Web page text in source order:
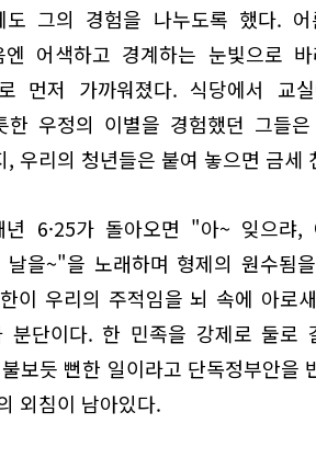
도 그의 경험을 나누도록 했다.
어색하고 경계하는 눈빛으로
먼저 가까워졌다. 식당에서 교
한 우정의 이별을 경험했던 그들
, 우리의 청년들은 붙여 놓으면 금세
년 6·25가 돌아오면 "아~ 잊으랴
을~"을 노래하며 형제의 원수됨
이 우리의 주적임을 뇌 속에 아로
분단이다. 한 민족을 강제로 둘로
보듯 뻔한 일이라고 단독정부안을
외침이 남아있다.